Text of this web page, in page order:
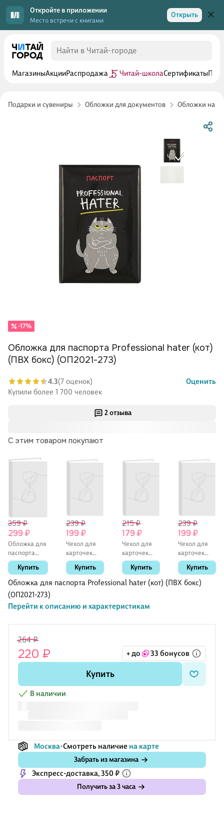
Откройте в приложении
Место встречи с книгами
Открыть
МагазиныАкцииРаспродажа Читай-школаСертификаты
Подарки и сувениры Обложки для документов Обложки на
2 отзыва
Обложка для паспорта Professional hater (кот) (ПВХ бокс)
(ОП2021-273)
Перейти к описанию и характеристикам
С этим товаром покупают
359 ₽
299 ₽
Обложка для
паспорта
Мрамор
серый с
черным
(ПВХ бокс)
(ОП2021-261)
Купить
239 ₽
199 ₽
Чехол для
карточек
горизонтальный
Я всё (котик)
Купить
215 ₽
179 ₽
Чехол для
карточек
горизонтальный
Капибара Я
в
капибарграме
Купить
239 ₽
199 ₽
Чехол для
карточек
Коты Инь-Ян
(ДКГ2024-
Купить
-17%
Обложка для паспорта Professional hater (кот)
(ПВХ бокс) (ОП2021-273)
4.3(7 оценок)
Оценить
Купили более 1 700 человек
264 ₽
220 ₽ + до 33 бонусов
Купить
В наличии
Москва Смотреть наличие на карте
Забрать из магазина
Экспресс-доставка, 350 ₽
Получить за 3 часа